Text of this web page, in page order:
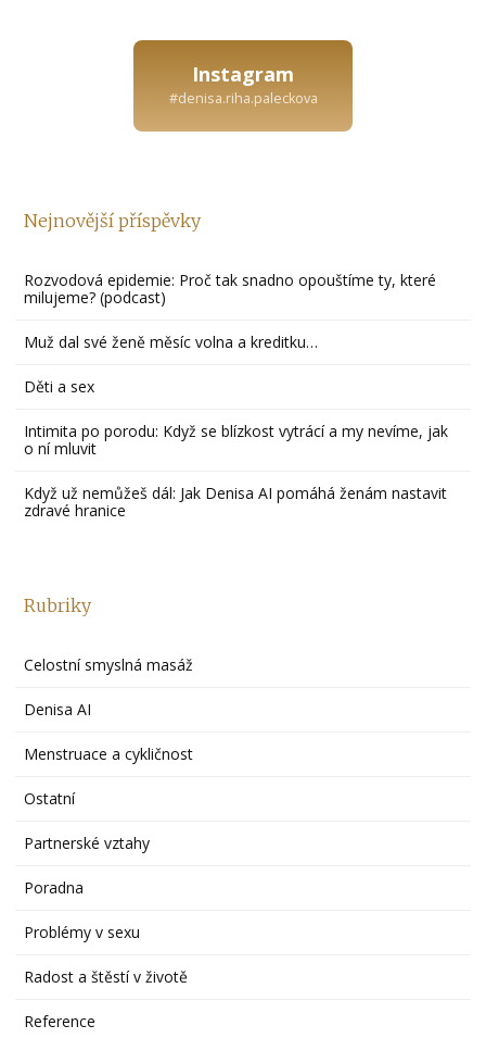
Instagram
#denisa.riha.paleckova
Nejnovější příspěvky
Rozvodová epidemie: Proč tak snadno opouštíme ty, které
milujeme? (podcast)
Muž dal své ženě měsíc volna a kreditku…
Děti a sex
Intimita po porodu: Když se blízkost vytrácí a my nevíme, jak
o ní mluvit
Když už nemůžeš dál: Jak Denisa AI pomáhá ženám nastavit
zdravé hranice
Rubriky
Celostní smyslná masáž
Denisa AI
Menstruace a cykličnost
Ostatní
Partnerské vztahy
Poradna
Problémy v sexu
Radost a štěstí v životě
Reference